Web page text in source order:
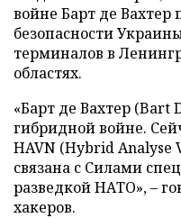
войне Барт де Вахтер
безопасности
терминалов в
областях.
«Барт де Вахтер (Bart
гибридной войне.
HAVN (Hybrid Analyse
связана с Силами
разведкой НАТО», –
хакеров.